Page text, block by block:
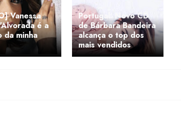
Vanessa
é a
da minha
Portugal: Novo CD
de Bárbara Bandeira
alcança o top dos
mais vendidos